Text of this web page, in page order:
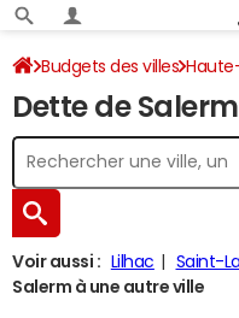
Budgets des villes
Dette au 31/12/2024
Dette de
Voir aussi : Lilhac Saint-
Salerm à une autre ville